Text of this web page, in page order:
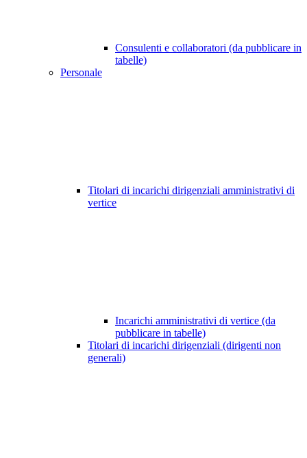
Consulenti e collaboratori (da pubblicare in
tabelle)
Personale
Titolari di incarichi dirigenziali amministrativi di
vertice
Incarichi amministrativi di vertice (da
pubblicare in tabelle)
Titolari di incarichi dirigenziali (dirigenti non
generali)